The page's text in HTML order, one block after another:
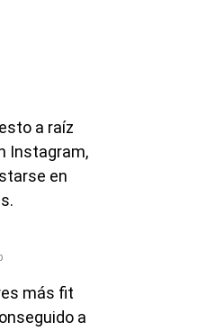
a raíz
Instagram,
en
más fit
a